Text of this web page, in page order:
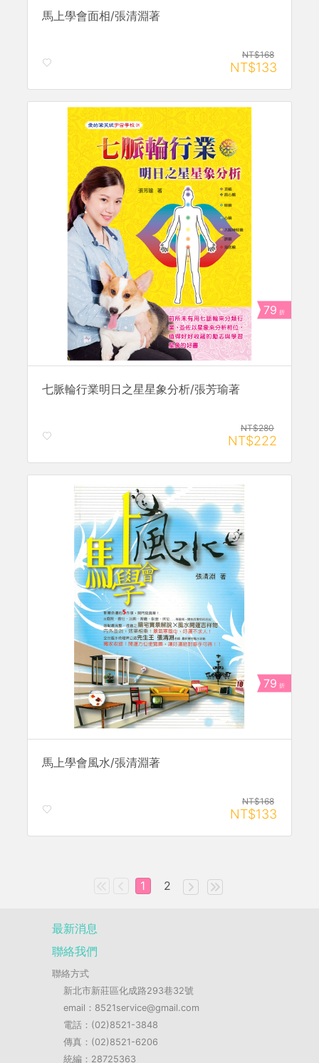
馬上學會面相/張清淵著
NT$168
NT$133
79 折
七脈輪行業明日之星星象分析/張芳瑜著
NT$280
NT$222
79 折
馬上學會風水/張清淵著
NT$168
NT$133
1 2
最新消息
聯絡我們
聯絡方式
新北市新莊區化成路293巷32號
email：8521service@gmail.com
電話：(02)8521-3848
傳真：(02)8521-6206
統編：28725363